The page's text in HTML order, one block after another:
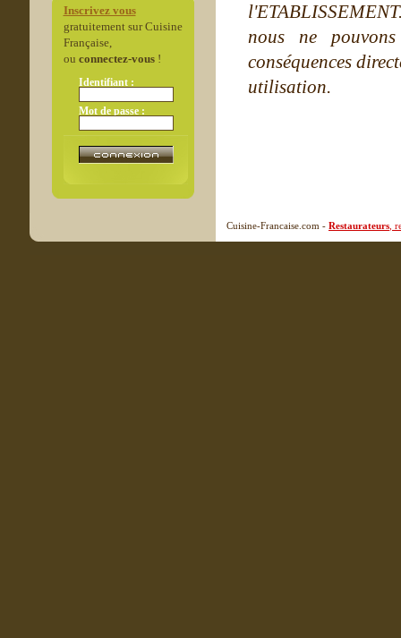
Inscrivez vous
gratuitement sur Cuisine
Française,
ou connectez-vous!
Identifiant :
Mot de passe :
nous ne
conséquences
utilisation.
Cuisine-Francaise.com - Restaurateurs ,